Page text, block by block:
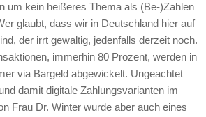
um kein heißeres Thema als (Be-)Zahlen
glaubt, dass wir in Deutschland hier auf
der irrt gewaltig, jedenfalls derzeit noch.
immerhin 80 Prozent, werden in
via Bargeld abgewickelt. Ungeachtet
damit digitale Zahlungsvarianten im
Frau Dr. Winter wurde aber auch eines